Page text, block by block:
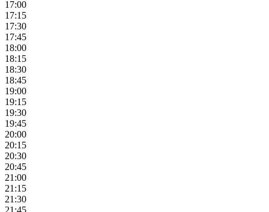
17:00
17:15
17:30
17:45
18:00
18:15
18:30
18:45
19:00
19:15
19:30
19:45
20:00
20:15
20:30
20:45
21:00
21:15
21:30
21:45